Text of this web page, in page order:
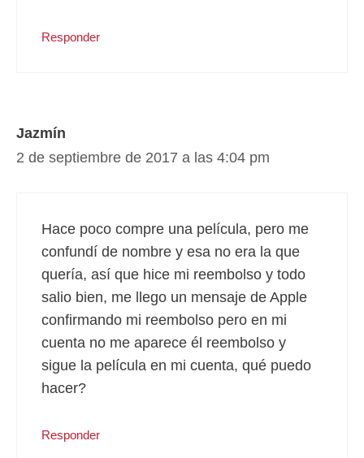
Responder
Jazmín
2 de septiembre de 2017 a las 4:04 pm
Hace poco compre una película, pero me
confundí de nombre y esa no era la que
quería, así que hice mi reembolso y todo
salio bien, me llego un mensaje de Apple
confirmando mi reembolso pero en mi
cuenta no me aparece él reembolso y
sigue la película en mi cuenta, qué puedo
hacer?
Responder